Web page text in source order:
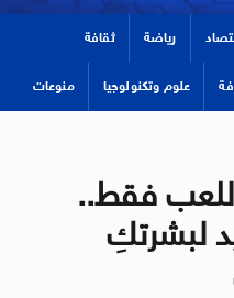
رياضة ثقافة
علوم وتكنولوجيا منوعات
للعب فقط..
لبشرتكِ